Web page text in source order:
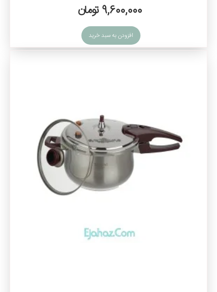
9,600,000 تومان
افزودن به سبد خرید